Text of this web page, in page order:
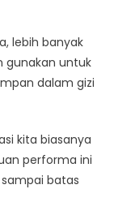
lebih banyak
gunakan untuk
dalam gizi
kita biasanya
performa ini
batas